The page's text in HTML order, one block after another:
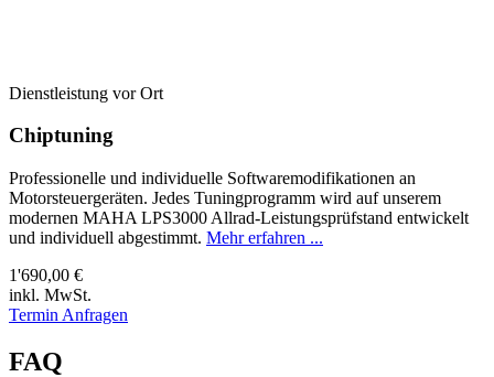
Dienstleistung vor Ort
Chiptuning
Professionelle und individuelle Softwaremodifikationen an
Motorsteuergeräten. Jedes Tuningprogramm wird auf unserem
modernen MAHA LPS3000 Allrad-Leistungsprüfstand entwickelt
und individuell abgestimmt. Mehr erfahren ...
1'690,00 €
inkl. MwSt.
Termin Anfragen
FAQ